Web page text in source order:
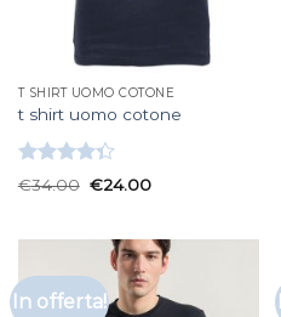
T SHIRT UOMO COTONE
t shirt uomo cotone
Valutato
€34.00 €24.00
In offerta!